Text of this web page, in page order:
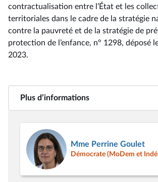
contractualisation entre l’État et les
territoriales dans le cadre de la stratégie
contre la pauvreté et de la stratégie de
protection de l’enfance, n° 1298, déposé
2023.
Plus d’informations
<b>Plus
Mme Perrine Goulet
Démocrate (MoDem et